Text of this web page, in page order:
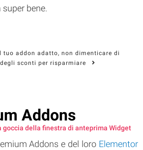
bene.
tuo addon adatto, non dimenticare di
sconti per risparmiare
Addons
goccia della finestra di anteprima Widget
Addons e del loro Elementor